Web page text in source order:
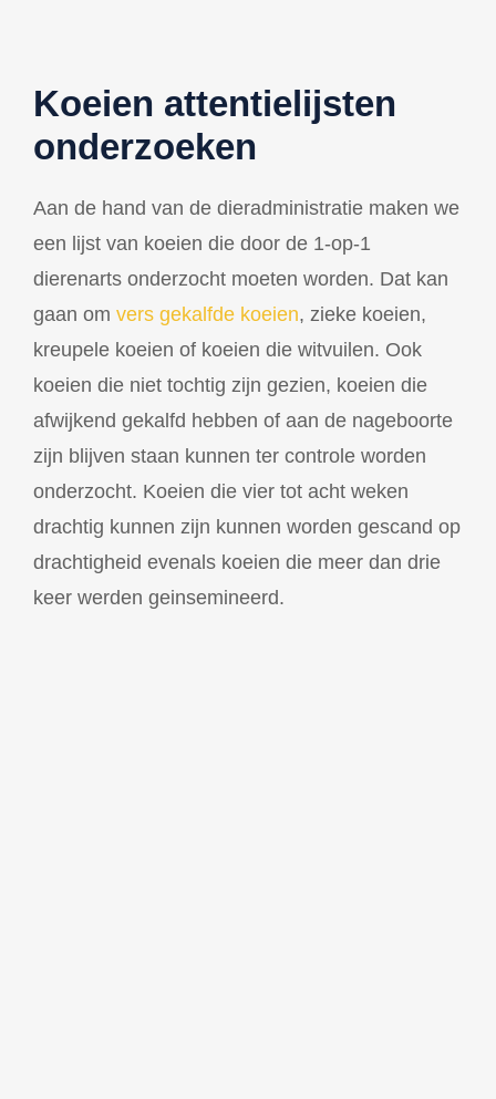
Koeien attentielijsten
onderzoeken
Aan de hand van de dieradministratie maken we
een lijst van koeien die door de 1-op-1
dierenarts onderzocht moeten worden. Dat kan
gaan om vers gekalfde koeien, zieke koeien,
kreupele koeien of koeien die witvuilen. Ook
koeien die niet tochtig zijn gezien, koeien die
afwijkend gekalfd hebben of aan de nageboorte
zijn blijven staan kunnen ter controle worden
onderzocht. Koeien die vier tot acht weken
drachtig kunnen zijn kunnen worden gescand op
drachtigheid evenals koeien die meer dan drie
keer werden geinsemineerd.